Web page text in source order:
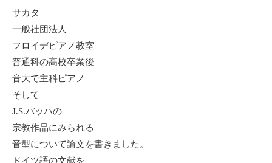
サカタ
一般社団法人
フロイデピアノ教室
普通科の高校卒業後
音大で主科ピアノ
そして
J.S.バッハの
宗教作品にみられる
音型について論文を書きました。
ドイツ語の文献を